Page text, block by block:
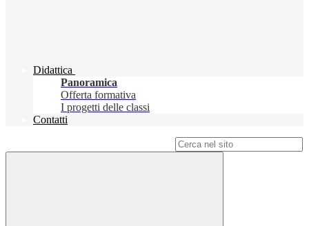
Didattica
Panoramica
Offerta formativa
I progetti delle classi
Contatti